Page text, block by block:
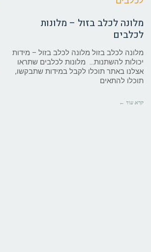
מלונה לכלב בזול – מלונות
לכלבים
מלונה לכלב בזול מלונה לכלב בזול – מידות
יכולות להשתנות… מלונות לכלבים שתראו
אצלנו באתר תוכלו לקבל במידות שתבקשו,
תוכלו להתאים
קרא עוד ←